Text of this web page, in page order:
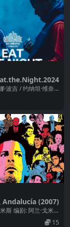
·波吉 / 约纳坦·维奈
娜·波吉 / 约纳坦·...
Andalucía (2007)
斯 编剧: 阿兰·戈米
主演: 萨米...
15